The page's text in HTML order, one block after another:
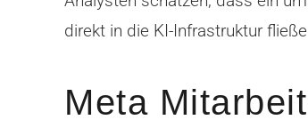
direkt in die KI-Infrastruktur
Meta